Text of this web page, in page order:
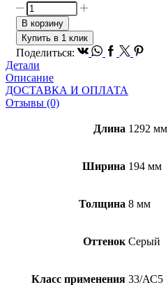
Количество
товара
Ламинат
TARKETT
Ballet
Сильфида
В корзину
Купить в 1 клик
Поделиться: Vk Whatsapp
Facebook
TwitterPinterest
Детали
Описание
ДОСТАВКА И ОПЛАТА
Отзывы (0)
Длина 1292 мм
Ширина 194 мм
Толщина 8 мм
Оттенок Серый
Класс применения 33/АС5